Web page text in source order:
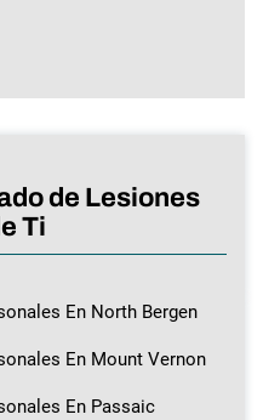
de Lesiones
Ti
En North Bergen
En Mount Vernon
En Passaic